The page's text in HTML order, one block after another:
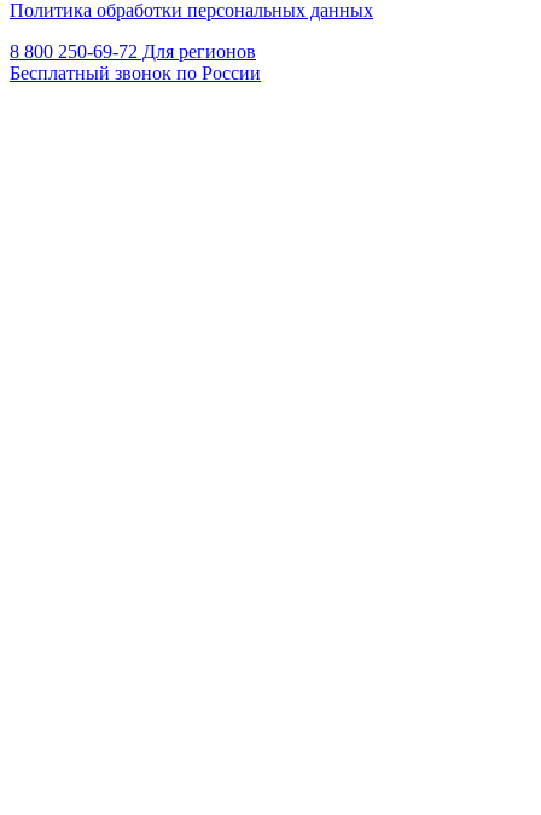
Политика обработки персональных данных
8 800 250-69-72 Для регионов
Бесплатный звонок по России